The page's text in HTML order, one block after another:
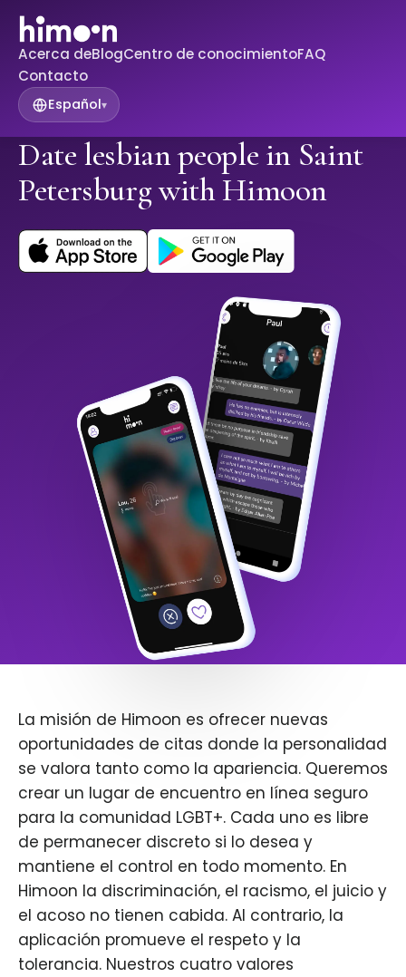
Acerca deBlogCentro de conocimientoFAQ
Contacto
Español▾
Date lesbian people in Saint
Petersburg with Himoon
La misión de Himoon es ofrecer nuevas
oportunidades de citas donde la personalidad
se valora tanto como la apariencia. Queremos
crear un lugar de encuentro en línea seguro
para la comunidad LGBT+. Cada uno es libre
de permanecer discreto si lo desea y
mantiene el control en todo momento. En
Himoon la discriminación, el racismo, el juicio y
el acoso no tienen cabida. Al contrario, la
aplicación promueve el respeto y la
tolerancia. Nuestros cuatro valores